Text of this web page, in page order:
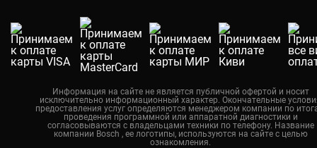
Новосибирск
Калининград
Челябинск
Казань
Воронеж
Информация на сайте не является публичной офертой и носит
исключительно информационный характер. Окончательные
предоставления услуг определяются менеджером компании по
проведения программной или аппаратной диагностики и
согласовываются с владельцами техники по телефону. Название
компании Bosch , ее логотипы, используются на сайте с целью
ознакомления.